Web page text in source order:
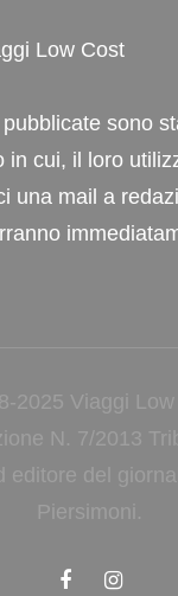
Low Cost
sono
in cui, il loro
una mail a
2025 Viaggi Low
N. 7/2013
editore del
Piersimoni.